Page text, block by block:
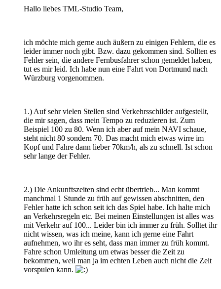
Hallo liebes TML-Studio Team,
ich möchte mich gerne auch äußern zu einigen Fehlern, die es
leider immer noch gibt. Bzw. dazu gekommen sind. Sollten es
Fehler sein, die andere Fernbusfahrer schon gemeldet haben,
tut es mir leid. Ich habe nun eine Fahrt von Dortmund nach
Würzburg vorgenommen.
1.) Auf sehr vielen Stellen sind Verkehrsschilder aufgestellt,
die mir sagen, dass mein Tempo zu reduzieren ist. Zum
Beispiel 100 zu 80. Wenn ich aber auf mein NAVI schaue,
steht nicht 80 sondern 70. Das macht mich etwas wirre im
Kopf und Fahre dann lieber 70km/h, als zu schnell. Ist schon
sehr lange der Fehler.
2.) Die Ankunftszeiten sind echt übertrieb... Man kommt
manchmal 1 Stunde zu früh auf gewissen abschnitten, den
Fehler hatte ich schon seit ich das Spiel habe. Ich halte mich
an Verkehrsregeln etc. Bei meinen Einstellungen ist alles was
mit Verkehr auf 100... Leider bin ich immer zu früh. Solltet ihr
nicht wissen, was ich meine, kann ich gerne eine Fahrt
aufnehmen, wo ihr es seht, dass man immer zu früh kommt.
Fahre schon Umleitung um etwas besser die Zeit zu
bekommen, weil man ja im echten Leben auch nicht die Zeit
vorspulen kann.